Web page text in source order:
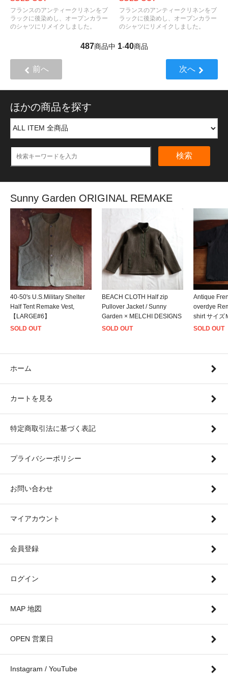
フランスのアンティークリネンをブ
ラックに後染めし、オープンカラー
のシャツにリメイクしました。
フランスのアンティークリネンをブ
ラックに後染めし、オープンカラー
のシャツにリメイクしました。
487商品中 1-40商品
前へ 次へ
ほかの商品を探す
検索
Sunny Garden ORIGINAL REMAKE
40-50's U.S.Military Shelter
Half Tent Remake Vest,
【LARGE#6】
SOLD OUT
BEACH CLOTH Half zip
Pullover Jacket / Sunny
Garden × MELCHI DESIGNS
SOLD OUT
Antique
overdye
shirt サイ
SOLD OUT
ホーム
カートを見る
特定商取引法に基づく表記
プライバシーポリシー
お問い合わせ
マイアカウント
会員登録
ログイン
MAP 地図
OPEN 営業日
Instagram / YouTube